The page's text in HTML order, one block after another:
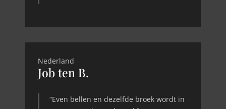
Nederland
Job ten B.
“Even bellen en dezelfde broek wordt in